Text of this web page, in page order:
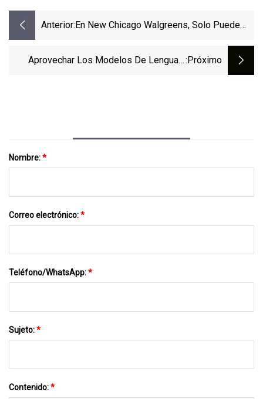
Anterior: En New Chicago Walgreens, Solo Puede
Tienda Está Cerrada
Aprovechar Los Modelos De Lenguaje:próximo
Nombre:*
Correo electrónico:*
Teléfono/WhatsApp:*
Sujeto:*
Contenido:*